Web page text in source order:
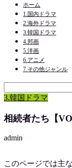
ホーム
1.国内ドラマ
2.海外ドラマ
3.韓国ドラマ
4.邦画
5.洋画
6.アニメ
7.その他ジャンル
3.韓国ドラマ
相続者たち【
admin
このページでは主